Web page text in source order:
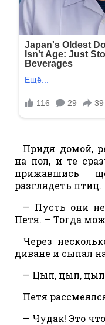
Придя домой,
на пол, и те
прижавшись
разглядеть птиц.
— Пусть они
Петя. — Тогда
Через
диване и сыпал
— Цып, цып, цып,
Петя
— Чудак! Это